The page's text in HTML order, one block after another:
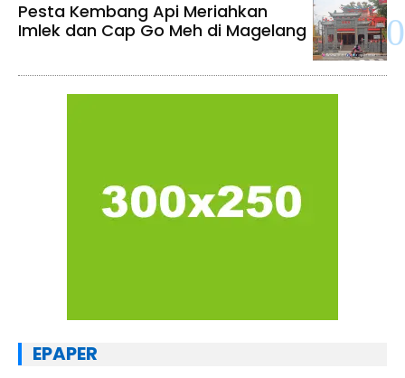
Pesta Kembang Api Meriahkan
Imlek dan Cap Go Meh di Magelang
EPAPER